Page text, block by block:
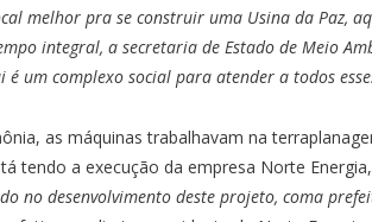
melhor pra se construir uma Usina da Paz,
integral, a secretaria de Estado de Meio
é um complexo social para atender a todos
as máquinas trabalhavam na
tendo a execução da empresa Norte
no desenvolvimento deste projeto, coma